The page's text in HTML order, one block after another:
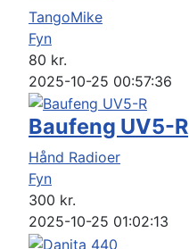
TangoMike
Fyn
80 kr.
2025-10-25 00:57:36
Baufeng UV5-R
Hånd Radioer
Fyn
300 kr.
2025-10-25 01:02:13